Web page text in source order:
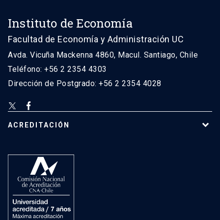
Instituto de Economía
Facultad de Economía y Administración UC
Avda. Vicuña Mackenna 4860, Macul. Santiago, Chile
Teléfono: +56 2 2354 4303
Dirección de Postgrado: +56 2 2354 4028
ACREDITACIÓN